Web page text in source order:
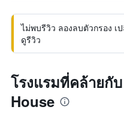
ไม่พบรีวิว ลองลบตัวกรอง เ
ดูรีวิว
โรงแรมที่คล้ายกั
House